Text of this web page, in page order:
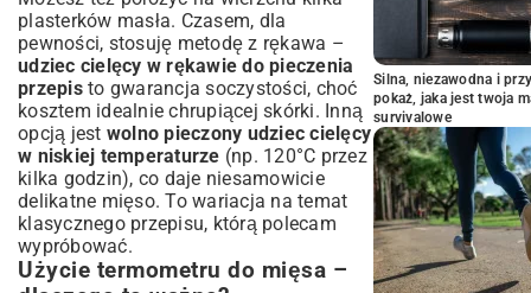
plasterków masła. Czasem, dla
pewności, stosuję metodę z rękawa –
udziec cielęcy w rękawie do pieczenia
przepisto gwarancja soczystości, choć
kosztem idealnie chrupiącej skórki. Inną
opcją jest wolno pieczony udziec cielęcy
w niskiej temperaturze (np. 120°C przez
kilka godzin), co daje niesamowicie
delikatne mięso. To wariacja na temat
klasycznego przepisu, którą polecam
wypróbować.
Użycie termometru do mięsa –
Silna, niezawodna i
pokaż, jaka jest twoja
survivalowe